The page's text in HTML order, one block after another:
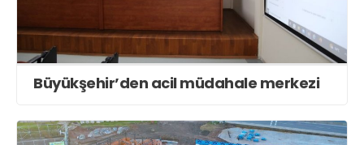
Büyükşehir’den acil müdahale merkezi